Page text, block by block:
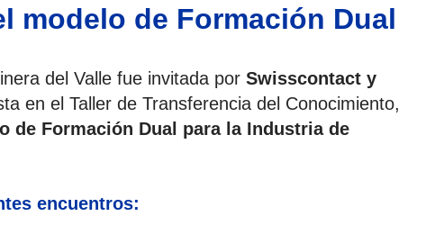
modelo de Formación Dual
del Valle fue invitada por Swisscontact y
en el Taller de Transferencia del Conocimiento,
de Formación Dual para la Industria de
encuentros: